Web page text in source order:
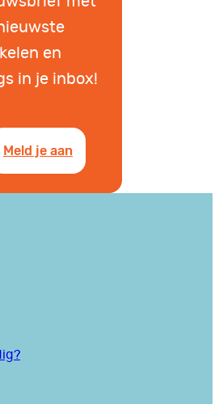
en
in je inbox!
Meld je aan